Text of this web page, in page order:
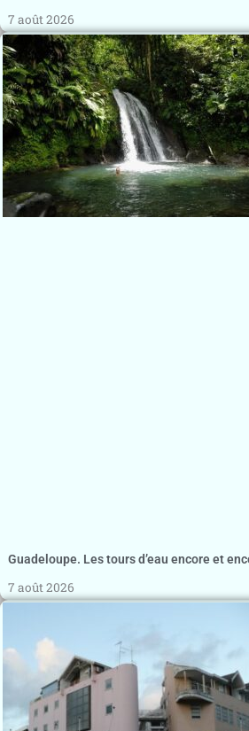
7 août 2026
Guadeloupe. Les tours d’eau encore et
7 août 2026